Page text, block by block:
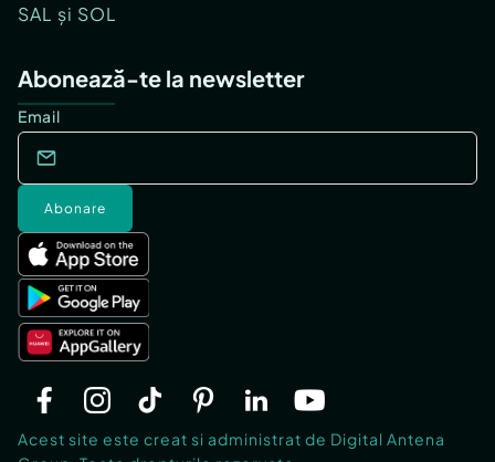
SAL și SOL
Abonează-te la newsletter
Email
Abonare
Acest site este creat si administrat de Digital Antena